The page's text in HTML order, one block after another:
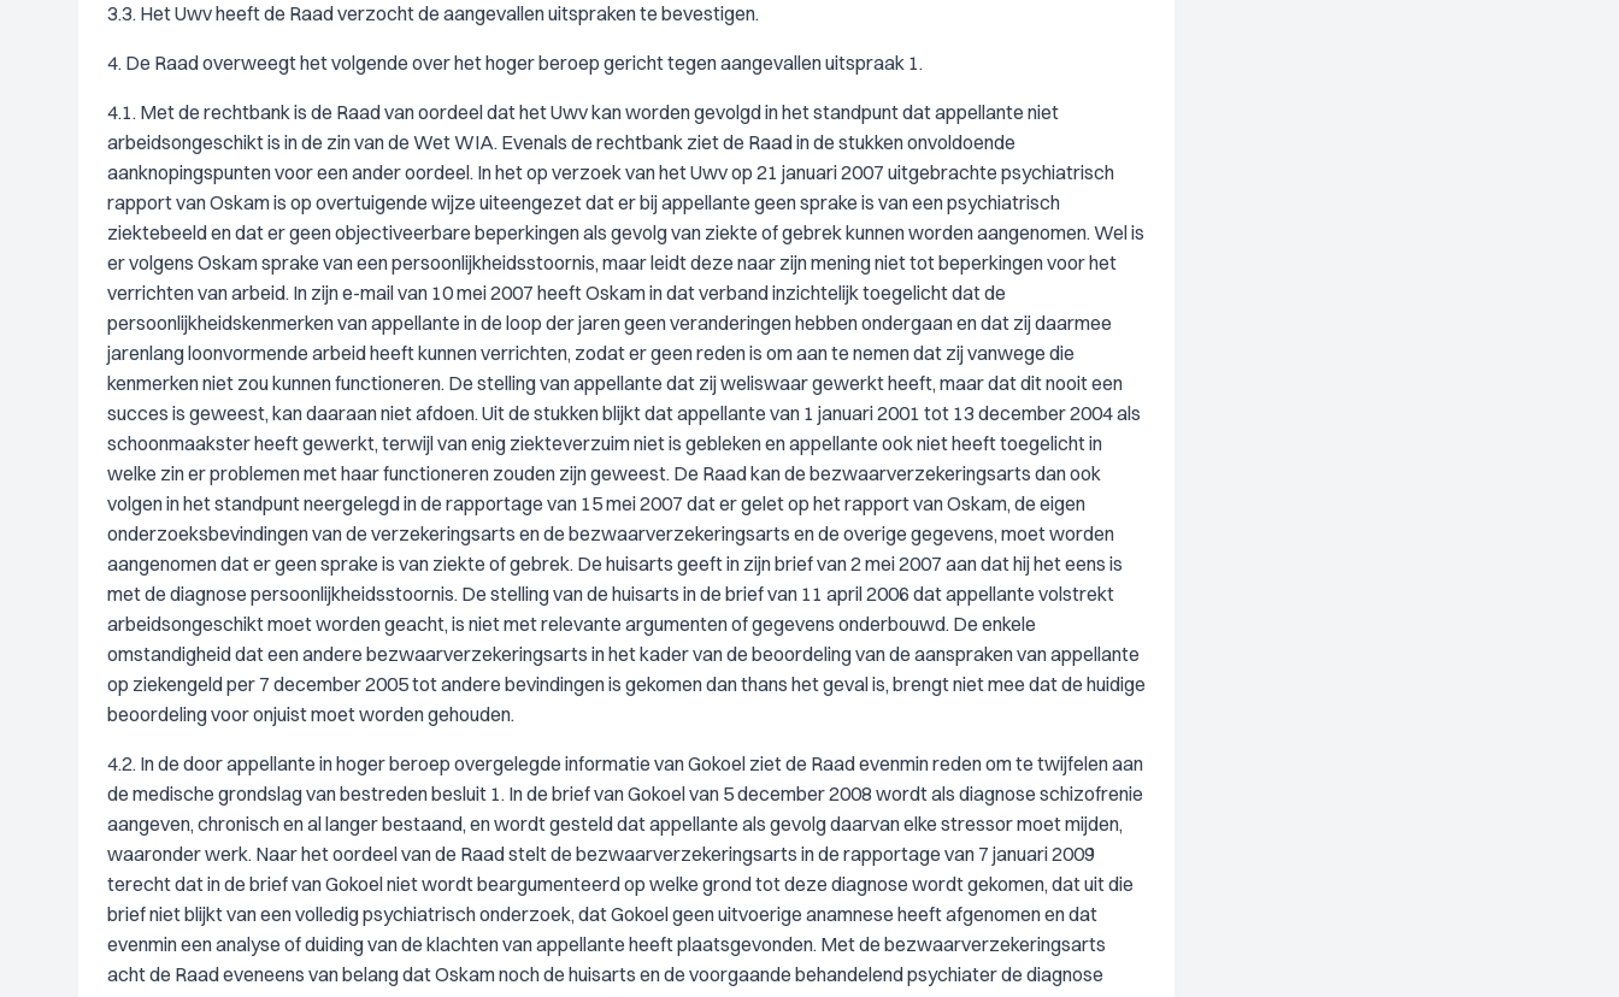
3.3. Het Uwv heeft de Raad verzocht de aangevallen uitspraken te bevestigen.
4. De Raad overweegt het volgende over het hoger beroep gericht tegen aangevallen uitspraak 1.
4.1. Met de rechtbank is de Raad van oordeel dat het Uwv kan worden gevolgd in het standpunt dat appellante niet
arbeidsongeschikt is in de zin van de Wet WIA. Evenals de rechtbank ziet de Raad in de stukken onvoldoende
aanknopingspunten voor een ander oordeel. In het op verzoek van het Uwv op 21 januari 2007 uitgebrachte psychiatrisch
rapport van Oskam is op overtuigende wijze uiteengezet dat er bij appellante geen sprake is van een psychiatrisch
ziektebeeld en dat er geen objectiveerbare beperkingen als gevolg van ziekte of gebrek kunnen worden aangenomen. Wel is
er volgens Oskam sprake van een persoonlijkheidsstoornis, maar leidt deze naar zijn mening niet tot beperkingen voor het
verrichten van arbeid. In zijn e-mail van 10 mei 2007 heeft Oskam in dat verband inzichtelijk toegelicht dat de
persoonlijkheidskenmerken van appellante in de loop der jaren geen veranderingen hebben ondergaan en dat zij daarmee
jarenlang loonvormende arbeid heeft kunnen verrichten, zodat er geen reden is om aan te nemen dat zij vanwege die
kenmerken niet zou kunnen functioneren. De stelling van appellante dat zij weliswaar gewerkt heeft, maar dat dit nooit een
succes is geweest, kan daaraan niet afdoen. Uit de stukken blijkt dat appellante van 1 januari 2001 tot 13 december 2004 als
schoonmaakster heeft gewerkt, terwijl van enig ziekteverzuim niet is gebleken en appellante ook niet heeft toegelicht in
welke zin er problemen met haar functioneren zouden zijn geweest. De Raad kan de bezwaarverzekeringsarts dan ook
volgen in het standpunt neergelegd in de rapportage van 15 mei 2007 dat er gelet op het rapport van Oskam, de eigen
onderzoeksbevindingen van de verzekeringsarts en de bezwaarverzekeringsarts en de overige gegevens, moet worden
aangenomen dat er geen sprake is van ziekte of gebrek. De huisarts geeft in zijn brief van 2 mei 2007 aan dat hij het eens is
met de diagnose persoonlijkheidsstoornis. De stelling van de huisarts in de brief van 11 april 2006 dat appellante volstrekt
arbeidsongeschikt moet worden geacht, is niet met relevante argumenten of gegevens onderbouwd. De enkele
omstandigheid dat een andere bezwaarverzekeringsarts in het kader van de beoordeling van de aanspraken van appellante
op ziekengeld per 7 december 2005 tot andere bevindingen is gekomen dan thans het geval is, brengt niet mee dat de huidige
beoordeling voor onjuist moet worden gehouden.
4.2. In de door appellante in hoger beroep overgelegde informatie van Gokoel ziet de Raad evenmin reden om te twijfelen aan
de medische grondslag van bestreden besluit 1. In de brief van Gokoel van 5 december 2008 wordt als diagnose schizofrenie
aangeven, chronisch en al langer bestaand, en wordt gesteld dat appellante als gevolg daarvan elke stressor moet mijden,
waaronder werk. Naar het oordeel van de Raad stelt de bezwaarverzekeringsarts in de rapportage van 7 januari 2009
terecht dat in de brief van Gokoel niet wordt beargumenteerd op welke grond tot deze diagnose wordt gekomen, dat uit die
brief niet blijkt van een volledig psychiatrisch onderzoek, dat Gokoel geen uitvoerige anamnese heeft afgenomen en dat
evenmin een analyse of duiding van de klachten van appellante heeft plaatsgevonden. Met de bezwaarverzekeringsarts
acht de Raad eveneens van belang dat Oskam noch de huisarts en de voorgaande behandelend psychiater de diagnose